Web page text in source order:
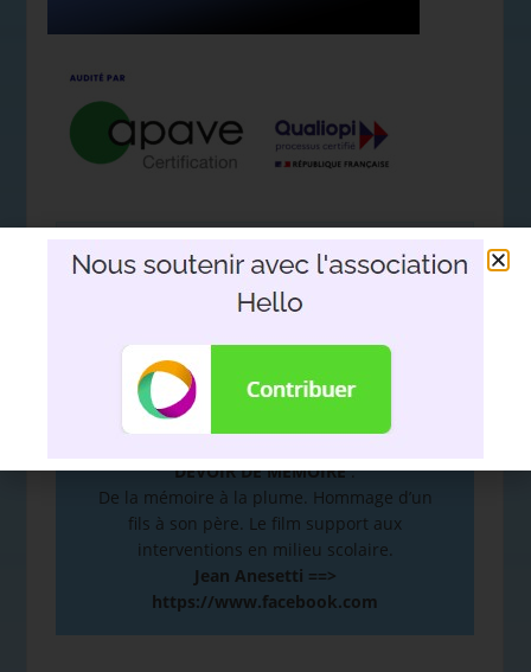
Nous soutenir avec l'association
Hello
DEVOIR DE MÉMOIRE:
De la mémoire à la plume. Hommage d’un
fils à son père. Le film support aux
interventions en milieu scolaire.
Jean Anesetti ==>
https://www.facebook.com